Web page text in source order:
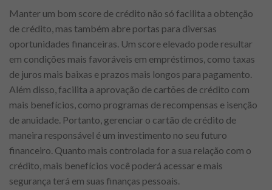
Manter um bom score de crédito não só facilita a obtenção
de crédito, mas também abre portas para diversas
oportunidades financeiras. Um score elevado pode resultar
em condições mais favoráveis em empréstimos, como taxas
de juros mais baixas e prazos mais longos para pagamento.
Além disso, facilita a aprovação de cartões de crédito com
mais benefícios, como programas de recompensas e isenção
de anuidade. Portanto, gerenciar o cartão de crédito de
maneira responsável é um investimento no seu futuro
financeiro. Quanto mais controlada for a sua relação com o
crédito, mais benefícios você poderá acessar e mais
segurança terá em suas finanças pessoais.